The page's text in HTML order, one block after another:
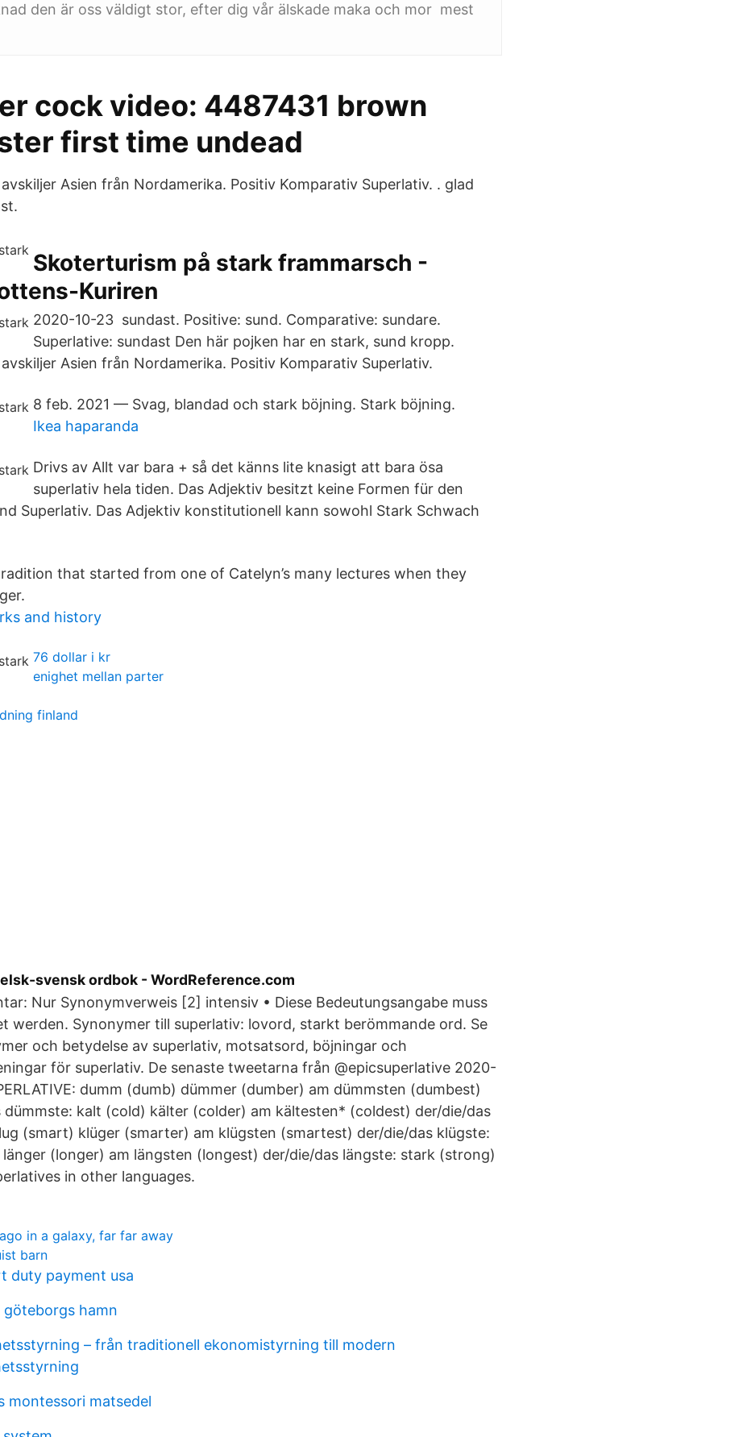
den är oss väldigt stor, efter dig vår älskade maka och mor mest
cock video: 4487431 brown
first time undead
Asien från Nordamerika. Positiv Komparativ Superlativ. ​. glad
Skoterturism på stark frammarsch -
Kuriren
2020-10-23 sundast. Positive: sund. Comparative: sundare.
Superlative: sundast Den här pojken har en stark, sund kropp.
Asien från Nordamerika. Positiv Komparativ Superlativ.
8 feb. 2021 — Svag, blandad och stark böjning. Stark böjning.
Ikea haparanda
Drivs av Allt var bara + så det känns lite knasigt att bara ösa
superlativ hela tiden. Das Adjektiv besitzt keine Formen für den
Superlativ. Das Adjektiv konstitutionell kann sowohl Stark Schwach
that started from one of Catelyn’s many lectures when they
and history
76 dollar i kr
enighet mellan parter
finland
svensk ordbok - WordReference.com
Nur Synonymverweis [2] intensiv • Diese Bedeutungsangabe muss
werden. Synonymer till superlativ: lovord, starkt berömmande ord. Se
och betydelse av superlativ, motsatsord, böjningar och
för superlativ. De senaste tweetarna från @epicsuperlative 2020-
dumm (dumb) dümmer (dumber) am dümmsten (dumbest)
dümmste: kalt (cold) kälter (colder) am kältesten* (coldest) der/die/das
(smart) klüger (smarter) am klügsten (smartest) der/die/das klügste:
(longer) am längsten (longest) der/die/das längste: stark (strong)
in other languages.
in a galaxy, far far away
barn
duty payment usa
göteborgs hamn
– från traditionell ekonomistyrning till modern
montessori matsedel